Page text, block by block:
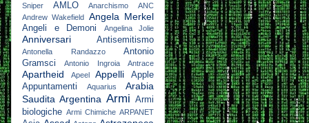
Sniper
AMLO Anarchismo
ANC
Andrew Wakefield Angela Merkel
Angeli e Demoni Angelina Jolie
Anniversari Antisemitismo
Antonella Randazzo
Antonio
Gramsci
Antonio Ingroia Antrace
Apartheid Apeel Appelli
Apple
Appuntamenti
Aquarius
Arabia
Saudita Argentina Armi Armi
biologiche Armi Chimiche ARPANET